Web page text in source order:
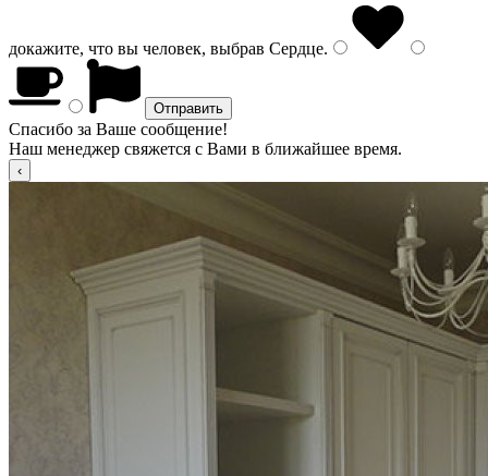
докажите, что вы человек, выбрав Сердце.
Спасибо за Ваше сообщение!
Наш менеджер свяжется с Вами в ближайшее время.